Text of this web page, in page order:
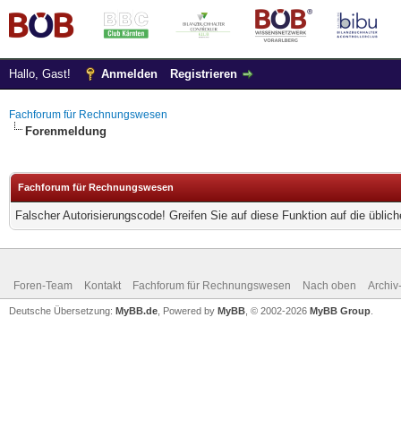
Hallo, Gast! Anmelden Registrieren
Fachforum für Rechnungswesen
Forenmeldung
Fachforum für Rechnungswesen
Falscher Autorisierungscode! Greifen Sie auf diese Funktion auf die
Foren-Team Kontakt Fachforum für Rechnungswesen Nach oben
Deutsche Übersetzung: MyBB.de , Powered by MyBB , © 2002-2026 MyBB Group